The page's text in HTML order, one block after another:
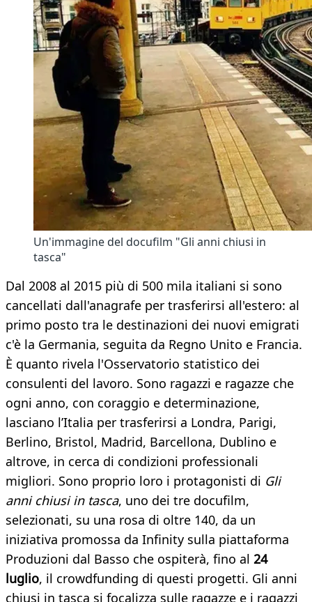
Un'immagine del docufilm "Gli anni chiusi in
tasca"
Dal 2008 al 2015 più di 500 mila italiani si sono
cancellati dall'anagrafe per trasferirsi all'estero: al
primo posto tra le destinazioni dei nuovi emigrati
c'è la Germania, seguita da Regno Unito e Francia.
È quanto rivela l'Osservatorio statistico dei
consulenti del lavoro. Sono ragazzi e ragazze che
ogni anno, con coraggio e determinazione,
lasciano l’Italia per trasferirsi a Londra, Parigi,
Berlino, Bristol, Madrid, Barcellona, Dublino e
altrove, in cerca di condizioni professionali
migliori. Sono proprio loro i protagonisti di Gli
anni chiusi in tasca, uno dei tre docufilm,
selezionati, su una rosa di oltre 140, da un
iniziativa promossa da Infinity sulla piattaforma
Produzioni dal Basso che ospiterà, fino al 24
luglio, il crowdfunding di questi progetti. Gli anni
chiusi in tasca si focalizza sulle ragazze e i ragazzi